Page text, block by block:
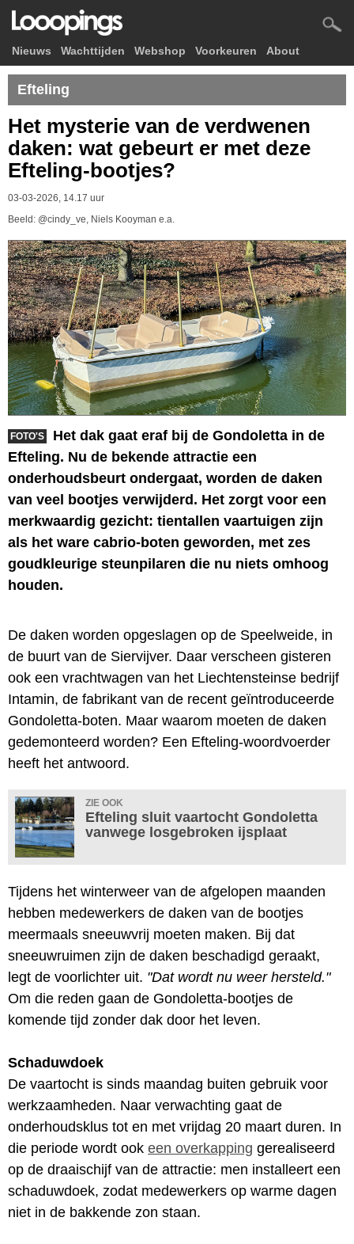
Nieuws Wachttijden Webshop Voorkeuren About
Efteling
Het mysterie van de verdwenen
daken: wat gebeurt er met deze
Efteling-bootjes?
03-03-2026, 14.17 uur
Beeld: @cindy_ve, Niels Kooyman e.a.
FOTO'S
Het dak gaat eraf bij de Gondoletta in de
Efteling. Nu de bekende attractie een
onderhoudsbeurt ondergaat, worden de daken
van veel bootjes verwijderd. Het zorgt voor een
merkwaardig gezicht: tientallen vaartuigen zijn
als het ware cabrio-boten geworden, met zes
goudkleurige steunpilaren die nu niets omhoog
houden.
De daken worden opgeslagen op de Speelweide, in
de buurt van de Siervijver. Daar verscheen gisteren
ook een vrachtwagen van het Liechtensteinse bedrijf
Intamin, de fabrikant van de recent geïntroduceerde
Gondoletta-boten. Maar waarom moeten de daken
gedemonteerd worden? Een Efteling-woordvoerder
heeft het antwoord.
ZIE OOK
Efteling sluit vaartocht Gondoletta
vanwege losgebroken ijsplaat
Tijdens het winterweer van de afgelopen maanden
hebben medewerkers de daken van de bootjes
meermaals sneeuwvrij moeten maken. Bij dat
sneeuwruimen zijn de daken beschadigd geraakt,
legt de voorlichter uit. "Dat wordt nu weer hersteld."
Om die reden gaan de Gondoletta-bootjes de
komende tijd zonder dak door het leven.
Schaduwdoek
De vaartocht is sinds maandag buiten gebruik voor
werkzaamheden. Naar verwachting gaat de
onderhoudsklus tot en met vrijdag 20 maart duren. In
die periode wordt ook een overkapping gerealiseerd
op de draaischijf van de attractie: men installeert een
schaduwdoek, zodat medewerkers op warme dagen
niet in de bakkende zon staan.